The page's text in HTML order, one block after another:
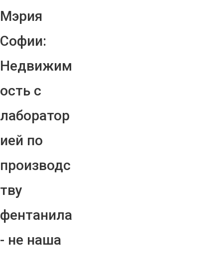
Мэрия
Софии:
Недвижим
ость с
лаборатор
ией по
производс
тву
фентанила
- не наша